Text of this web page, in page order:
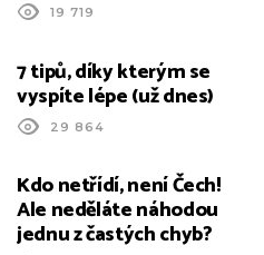
19 719
7 tipů, díky kterým se
vyspíte lépe (už dnes)
29 864
Kdo netřídí, není Čech!
Ale neděláte náhodou
jednu z častých chyb?